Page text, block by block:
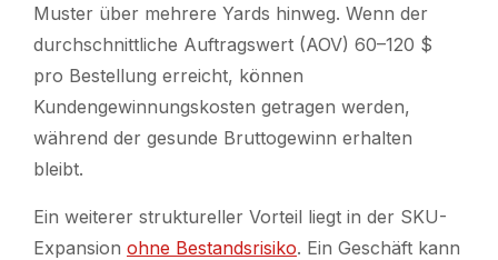
Muster über mehrere Yards hinweg. Wenn der
durchschnittliche Auftragswert (AOV) 60–120 $
pro Bestellung erreicht, können
Kundengewinnungskosten getragen werden,
während der gesunde Bruttogewinn erhalten
bleibt.
Ein weiterer struktureller Vorteil liegt in der SKU-
Expansion ohne Bestandsrisiko. Ein Geschäft kann